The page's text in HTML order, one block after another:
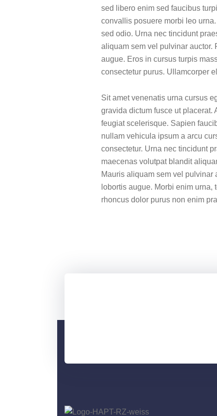
sed libero enim sed faucibus
convallis posuere morbi leo
sed odio. Urna nec tincidunt
aliquam sem vel pulvinar
augue. Eros in cursus turpis
consectetur purus. Ullamcorper
Sit amet venenatis urna cursus
gravida dictum fusce ut placerat.
feugiat scelerisque. Sapien
nullam vehicula ipsum a arcu
consectetur. Urna nec tincidunt
maecenas volutpat blandit
Mauris aliquam sem vel pulvinar
lobortis augue. Morbi enim
rhoncus dolor purus non enim